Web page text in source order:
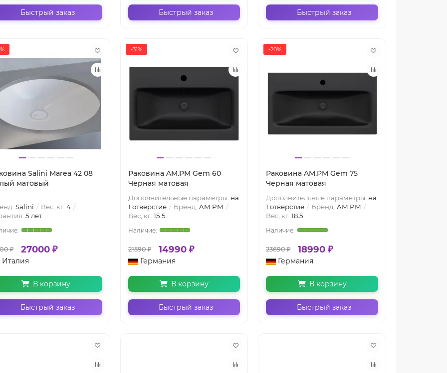
Быстрый заказ Быстрый заказ Быстрый заказ
Salini Marea 42 08
матовый
Salini Вес, кг: 4
5 лет
₽ 27000 ₽
Италия
В корзину
Быстрый заказ
-31%
Раковина AM.PM Gem 60
Черная матовая
Дополнительные параметры: на
1 отверстие
Бренд: AM.PM
Вес, кг: 15.5
21590 ₽ 14990 ₽
Германия
В корзину
Быстрый заказ
-20%
Раковина AM.PM Gem 75
Черная матовая
Дополнительные параметры: на
1 отверстие
Бренд:AM.PM
Вес, кг:18.5
23690 ₽ 18990 ₽
Германия
В корзину
Быстрый заказ